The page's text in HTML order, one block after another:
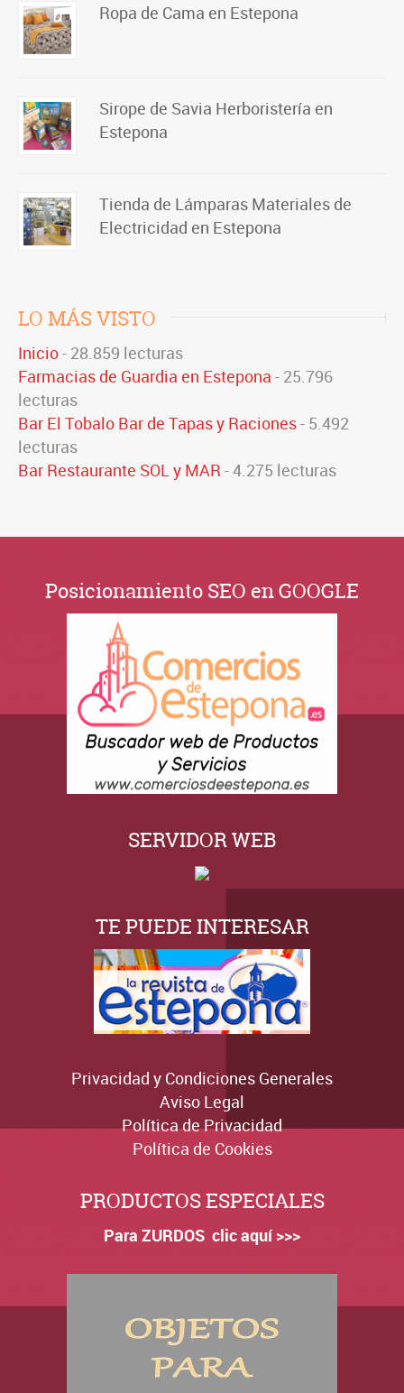
Ropa de Cama en Estepona
Sirope de Savia Herboristería en
Estepona
Tienda de Lámparas Materiales de
Electricidad en Estepona
LO MÁS VISTO
Inicio- 28.859 lecturas
Farmacias de Guardia en Estepona - 25.796
lecturas
Bar El Tobalo Bar de Tapas y Raciones- 5.492
lecturas
Bar Restaurante SOL y MAR - 4.275 lecturas
Posicionamiento SEO en GOOGLE
SERVIDOR WEB
TE PUEDE INTERESAR
Privacidad y Condiciones Generales
Aviso Legal
Política de Privacidad
Política de Cookies
PRODUCTOS ESPECIALES
Para ZURDOS clic aquí >>>